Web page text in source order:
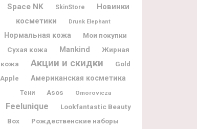
Space NK
SkinStore
Новинки
косметики
Drunk Elephant
Нормальная кожа Мои покупки
Сухая кожа Mankind
Жирная
кожа
Акции и скидки
Gold
Apple
Американская косметика
Тени Asos Omorovicza
Feelunique
Lookfantastic Beauty
Box
Рождественские наборы